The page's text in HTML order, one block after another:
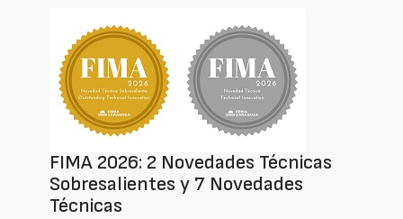
FIMA 2026: 2 Novedades Técnicas
Sobresalientes y 7 Novedades
Técnicas